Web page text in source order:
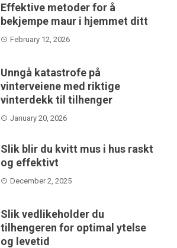
Effektive metoder for å
bekjempe maur i hjemmet ditt
February 12, 2026
Unngå katastrofe på
vinterveiene med riktige
vinterdekk til tilhenger
January 20, 2026
Slik blir du kvitt mus i hus raskt
og effektivt
December 2, 2025
Slik vedlikeholder du
tilhengeren for optimal ytelse
og levetid